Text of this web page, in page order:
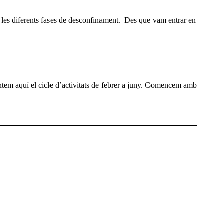
diferents fases de desconfinament. Des que vam entrar en
aquí el cicle d’activitats de febrer a juny. Comencem amb